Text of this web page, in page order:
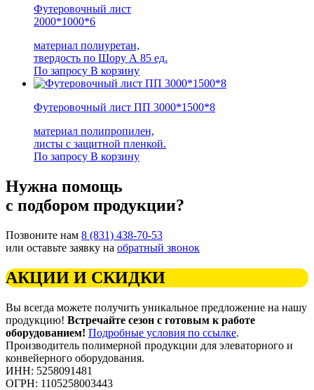
Футеровочный лист
2000*1000*6
материал полиуретан,
твердость по Шору А 85 ед.
По запросу В корзину
Футеровочный лист ПП 3000*1500*8
материал полипропилен,
листы с защитной пленкой.
По запросу В корзину
Нужна помощь
с подбором продукции?
Позвоните нам 8 (831) 438-70-53
или оставьте заявку на обратный звонок
АКЦИИ И СКИДКИ
Вы всегда можете получить уникальное предложение на нашу
продукцию! Встречайте сезон с готовым к работе
оборудованием! Подробные условия по ссылке.
Производитель полимерной продукции для элеваторного и
конвейерного оборудования.
ИНН: 5258091481
ОГРН: 1105258003443